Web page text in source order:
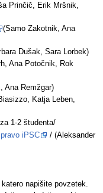
Prinčič, Erik Mršnik,
(Samo Zakotnik, Ana
Dušak, Sara Lorbek)
Ana Potočnik, Rok
Ana Remžgar)
Katja Leben,
1-2 študenta/
iPSC
/ (Aleksander
napišite povzetek.